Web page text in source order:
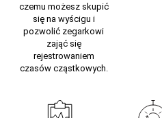
czemu możesz skupić
się na wyścigu i
pozwolić zegarkowi
zająć się
rejestrowaniem
czasów cząstkowych.